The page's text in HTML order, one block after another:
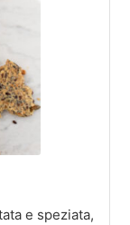
e speziata,